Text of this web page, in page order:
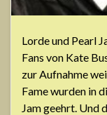
Lorde und Pearl
Fans von Kate
zur Aufnahme
Fame wurden in
Jam geehrt. Und